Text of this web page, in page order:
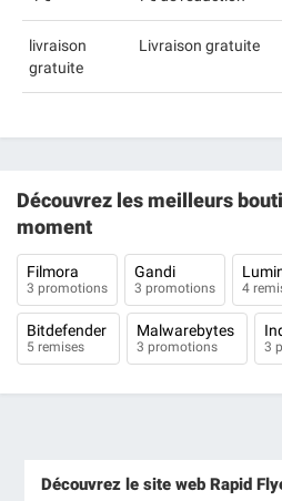
livraison
gratuite
Livraison gratuite
Découvrez les meilleurs
moment
Filmora
3 promotions
Gandi
3 promotions 4
Bitdefender
5 remises
Malwarebytes
3 promotions 3
Découvrez le site web Rapid